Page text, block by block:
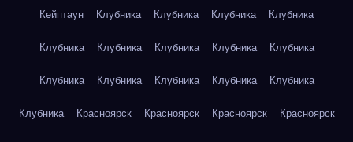
Кейптаун Клубника Клубника Клубника Клубника
Клубника Клубника Клубника Клубника Клубника
Клубника Клубника Клубника Клубника Клубника
Клубника Красноярск Красноярск Красноярск Красноярск